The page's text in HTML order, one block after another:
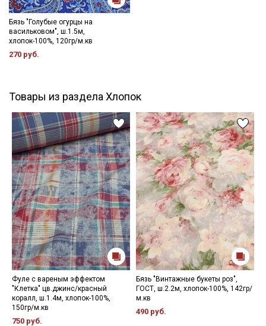
Бязь "Голубые огурцы на
васильковом", ш.1.5м,
хлопок-100%, 120гр/м.кв
270 руб.
Товары из раздела Хлопок
Фуле с вареным эффектом
"Клетка" цв.джинс/красный
коралл, ш.1.4м, хлопок-100%,
150гр/м.кв
750 руб.
Бязь "Винтажные букеты роз",
ГОСТ, ш.2.2м, хлопок-100%, 142гр/
м.кв
490 руб.